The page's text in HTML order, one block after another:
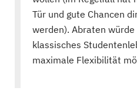
Tür und gute Chancen
werden). Abraten
klassisches
maximale Flexibilität